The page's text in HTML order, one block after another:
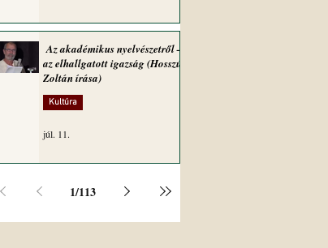
Az akadémikus nyelvészetről –
az elhallgatott igazság (Hosszú
Zoltán írása)
Kultúra
júl. 11.
1/113